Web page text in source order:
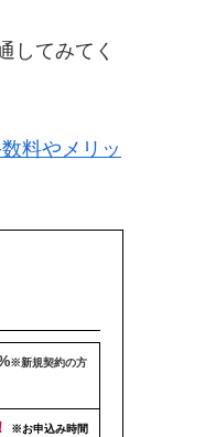
してみてく
料やメリッ
※新規契約の方
※お申込み時間